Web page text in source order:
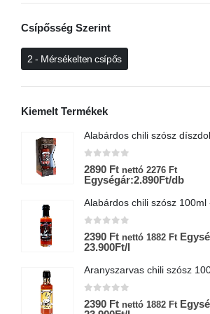
Csípősség Szerint
2 - Mérsékelten csípős
Kiemelt Termékek
0az 5-ből
2890 Ft nettó 2276 Ft
Egységár:2.890Ft/db
0az 5-ből
2390 Ft nettó 1882 Ft
23.900Ft/l
0az 5-ből
2390 Ft nettó 1882 Ft